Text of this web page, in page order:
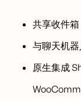
共享收件
与聊天机
原生集成